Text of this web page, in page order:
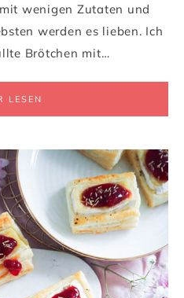
wenigen Zutaten und
werden es lieben. Ich
Brötchen mit…
LESEN